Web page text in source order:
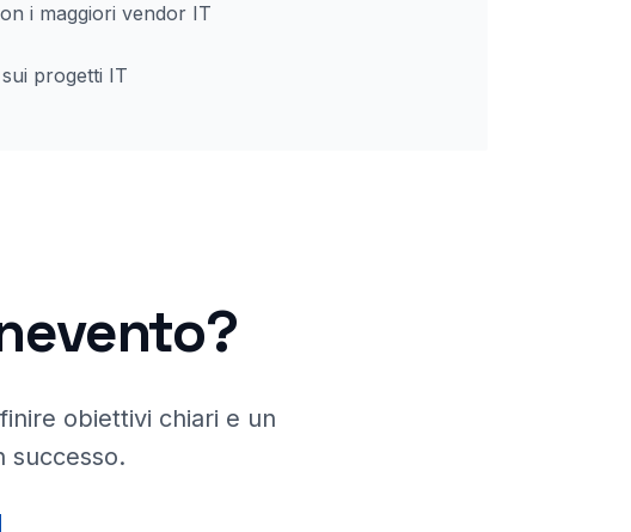
i maggiori vendor IT
progetti IT
?
obiettivi chiari e un
successo.